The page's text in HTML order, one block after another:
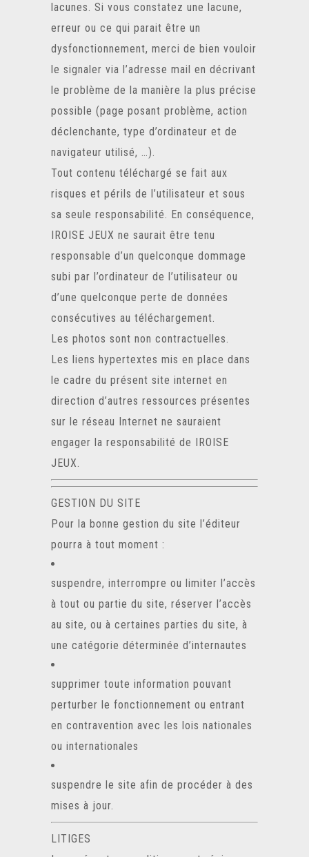
lacunes. Si vous constatez une lacune,
erreur ou ce qui parait être un
dysfonctionnement, merci de bien vouloir
le signaler via l’adresse mail en décrivant
le problème de la manière la plus précise
possible (page posant problème, action
déclenchante, type d’ordinateur et de
navigateur utilisé, …).
Tout contenu téléchargé se fait aux
risques et périls de l’utilisateur et sous
sa seule responsabilité. En conséquence,
IROISE JEUX ne saurait être tenu
responsable d’un quelconque dommage
subi par l’ordinateur de l’utilisateur ou
d’une quelconque perte de données
consécutives au téléchargement.
Les photos sont non contractuelles.
Les liens hypertextes mis en place dans
le cadre du présent site internet en
direction d’autres ressources présentes
sur le réseau Internet ne sauraient
engager la responsabilité de IROISE
JEUX.
GESTION DU SITE
Pour la bonne gestion du site l’éditeur
pourra à tout moment :
suspendre, interrompre ou limiter l’accès
à tout ou partie du site, réserver l’accès
au site, ou à certaines parties du site, à
une catégorie déterminée d’internautes
supprimer toute information pouvant
perturber le fonctionnement ou entrant
en contravention avec les lois nationales
ou internationales
suspendre le site afin de procéder à des
mises à jour.
LITIGES